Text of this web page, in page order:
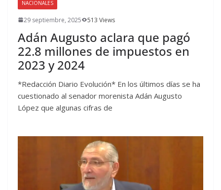
NACIONALES
29 septiembre, 2025 513 Views
Adán Augusto aclara que pagó
22.8 millones de impuestos en
2023 y 2024
*Redacción Diario Evolución* En los últimos días se ha
cuestionado al senador morenista Adán Augusto
López que algunas cifras de